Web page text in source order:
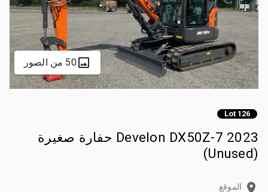
50 من الصور
Lot 126
2023 Develon DX50Z-7 حفارة صغيرة
(Unused)
الموقع